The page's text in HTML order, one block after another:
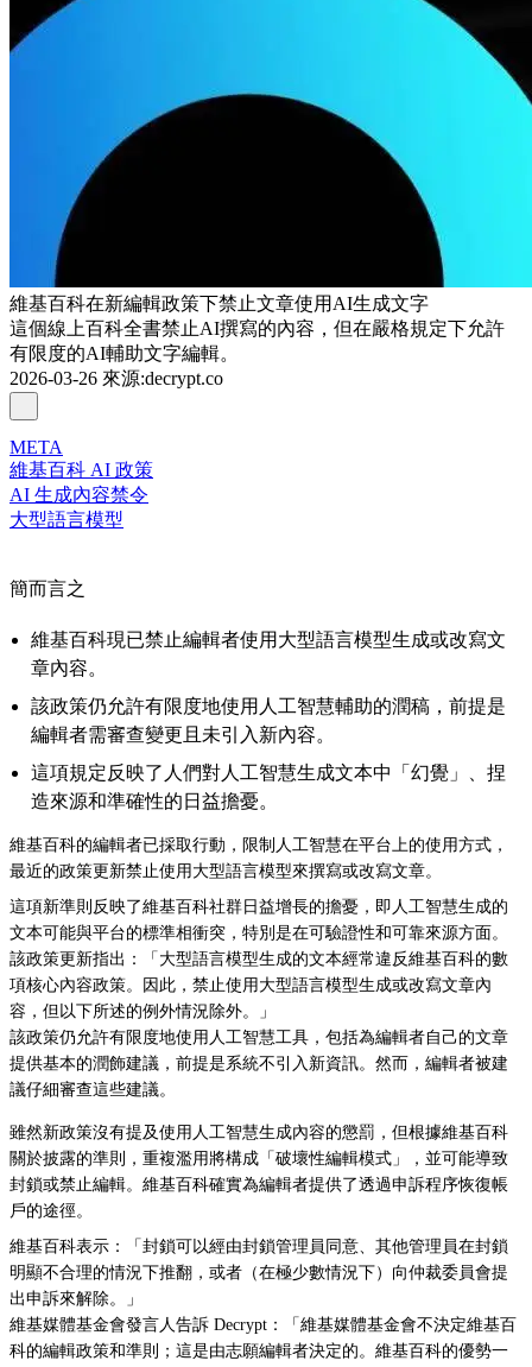
維基百科在新編輯政策下禁止文章使用AI生成文字
這個線上百科全書禁止AI撰寫的內容，但在嚴格規定下允許
有限度的AI輔助文字編輯。
2026-03-26 來源:decrypt.co
META
維基百科 AI 政策
AI 生成內容禁令
大型語言模型
簡而言之
維基百科現已禁止編輯者使用大型語言模型生成或改寫文
章內容。
該政策仍允許有限度地使用人工智慧輔助的潤稿，前提是
編輯者需審查變更且未引入新內容。
這項規定反映了人們對人工智慧生成文本中「幻覺」、捏
造來源和準確性的日益擔憂。
維基百科的編輯者已採取行動，限制人工智慧在平台上的使用方式，
最近的政策更新禁止使用大型語言模型來撰寫或改寫文章。
這項新準則反映了維基百科社群日益增長的擔憂，即人工智慧生成的
文本可能與平台的標準相衝突，特別是在可驗證性和可靠來源方面。
該政策更新指出：「大型語言模型生成的文本經常違反維基百科的數
項核心內容政策。因此，禁止使用大型語言模型生成或改寫文章內
容，但以下所述的例外情況除外。」
該政策仍允許有限度地使用人工智慧工具，包括為編輯者自己的文章
提供基本的潤飾建議，前提是系統不引入新資訊。然而，編輯者被建
議仔細審查這些建議。
雖然新政策沒有提及使用人工智慧生成內容的懲罰，但根據維基百科
關於披露的準則，重複濫用將構成「破壞性編輯模式」，並可能導致
封鎖或禁止編輯。維基百科確實為編輯者提供了透過申訴程序恢復帳
戶的途徑。
維基百科表示：「封鎖可以經由封鎖管理員同意、其他管理員在封鎖
明顯不合理的情況下推翻，或者（在極少數情況下）向仲裁委員會提
出申訴來解除。」
維基媒體基金會發言人告訴 Decrypt：「維基媒體基金會不決定維基百
科的編輯政策和準則；這是由志願編輯者決定的。維基百科的優勢一